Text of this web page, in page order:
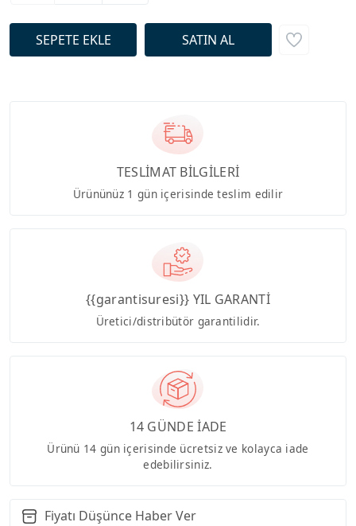
TESLİMAT BİLGİLERİ
Ürününüz 1 gün içerisinde teslim edilir
{{garantisuresi}} YIL GARANTİ
Üretici/distribütör garantilidir.
14 GÜNDE İADE
Ürünü 14 gün içerisinde ücretsiz ve kolayca iade
edebilirsiniz.
Fiyatı Düşünce Haber Ver